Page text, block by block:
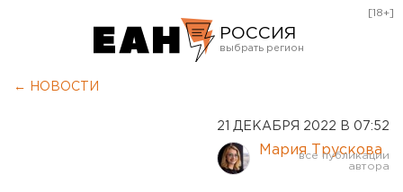
РОССИЯ
Курган
Оренбург
[18+]
← НОВОСТИ
21 ДЕКАБРЯ 2022 В 07:52
Мария Трускова